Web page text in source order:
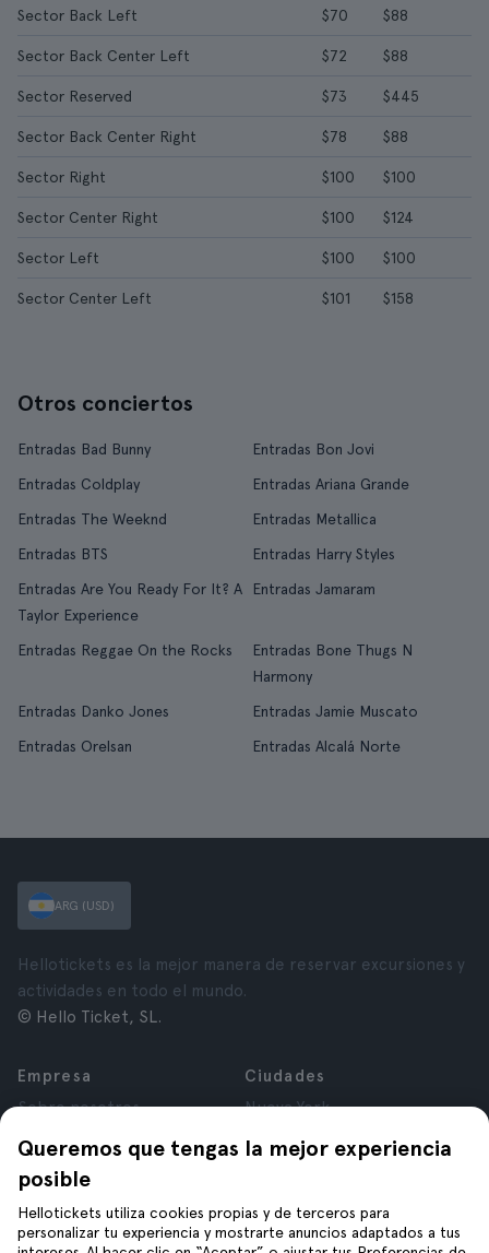
Sector Back Left $70 $88
Sector Back Center Left $72 $88
Sector Reserved $73 $445
Sector Back Center Right $78 $88
Sector Right $100 $100
Sector Center Right $100 $124
Sector Left $100 $100
Sector Center Left $101 $158
Otros conciertos
Entradas Bad Bunny
Entradas Bon Jovi
Entradas Coldplay
Entradas Ariana Grande
Entradas The Weeknd
Entradas Metallica
Entradas BTS
Entradas Harry Styles
Entradas Are You Ready For It? A
Taylor Experience
Entradas Jamaram
Entradas Reggae On the Rocks
Entradas Bone Thugs N
Harmony
Entradas Danko Jones
Entradas Jamie Muscato
Entradas Orelsan
Entradas Alcalá Norte
Queremos que tengas la mejor experiencia
posible
Hellotickets utiliza cookies propias y de terceros para
personalizar tu experiencia y mostrarte anuncios adaptados a tus
ARG (USD)
Hellotickets es la mejor manera de reservar excursiones y
actividades en todo el mundo.
© Hello Ticket, SL.
Empresa
Sobre nosotros
Afiliados
Opiniones
Privacidad
Términos y Condiciones
Ciudades
Nueva York
París
Granada
Cracovia